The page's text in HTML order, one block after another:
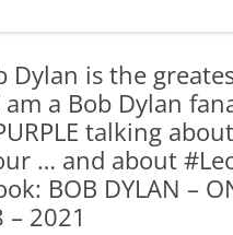
Dylan is the
a Bob Dylan
talking
… and about
BOB DYLAN –
2021